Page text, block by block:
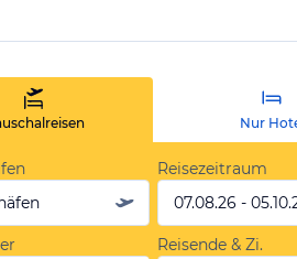
Nur
Reisezeitraum
07.08.26 -
Reisende & Zi.